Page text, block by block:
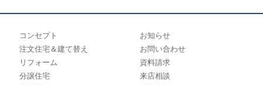
コンセプト
注文住宅＆建て替え
リフォーム
分譲住宅
お知らせ
お問い合わせ
資料請求
来店相談